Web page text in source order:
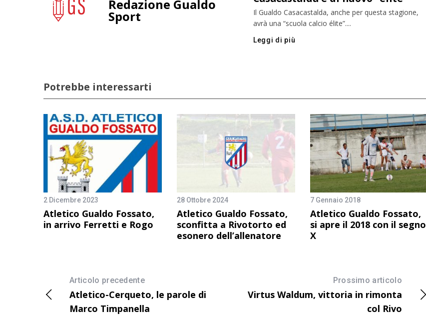
Redazione Gualdo
Sport
Il Gualdo Casacastalda, anche per questa stagione,
avrà una “scuola calcio élite”....
Leggi di più
Potrebbe interessarti
2 Dicembre 2023
Atletico Gualdo Fossato,
in arrivo Ferretti e Rogo
28 Ottobre 2024
Atletico Gualdo Fossato,
sconfitta a Rivotorto ed
esonero dell’allenatore
7 Gennaio 2018
Atletico Gualdo Fossato,
si apre il 2018 con il segno
X
Articolo precedente
Atletico-Cerqueto, le parole di
Marco Timpanella
Prossimo articolo
Virtus Waldum, vittoria in rimonta
col Rivo